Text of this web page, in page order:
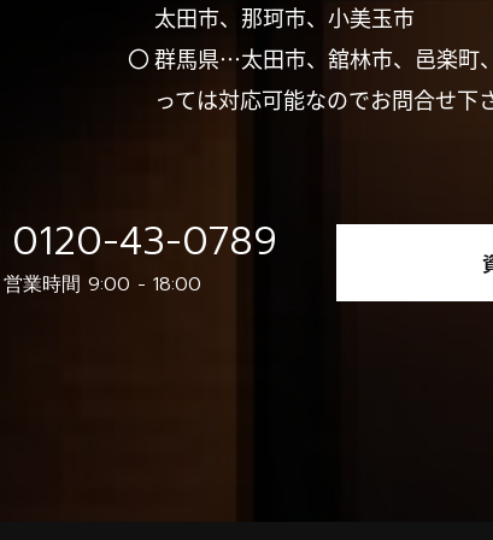
太田市、那珂市、小美玉市
〇 群馬県…太田市、舘林市、邑楽町
っては対応可能なのでお問合せ下
0120-43-0789
営業時間 9:00 - 18:00